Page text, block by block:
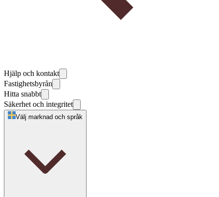
Hjälp och kontakt
Fastighetsbyrån
Hitta snabbt
Säkerhet och integritet
Välj marknad och språk